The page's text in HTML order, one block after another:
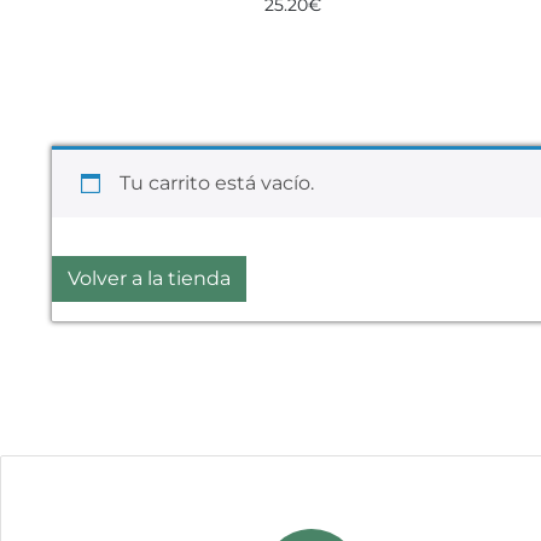
25.20€
Tu carrito está vacío.
Volver a la tienda